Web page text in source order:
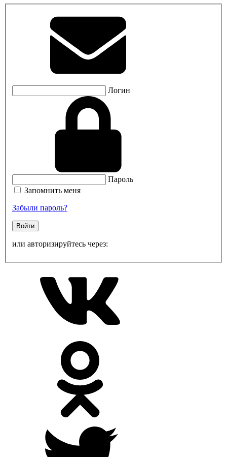
Логин
Пароль
Запомнить меня
Забыли пароль?
Войти
или авторизируйтесь через: